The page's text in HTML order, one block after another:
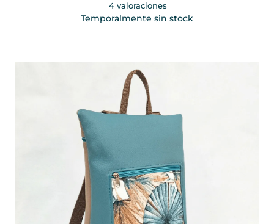
4 valoraciones
Temporalmente sin stock